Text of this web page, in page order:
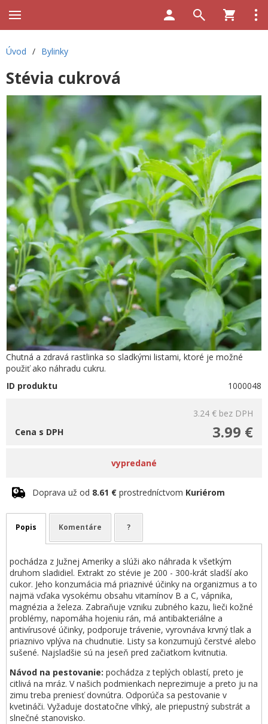
Úvod / Bylinky
Stévia cukrová
Chutná a zdravá rastlinka so sladkými listami, ktoré je možné
použiť ako náhradu cukru.
ID produktu
1000048
3.24 € bez DPH
3.99 €
Cena s DPH
vypredané
Doprava už od 8.61 € prostredníctvom Kuriérom
Popis Komentáre ?
pochádza z Južnej Ameriky a slúži ako náhrada k všetkým
druhom sladidiel. Extrakt zo stévie je 200 - 300-krát sladší ako
cukor. Jeho konzumácia má priaznivé účinky na organizmus a to
najmä vďaka vysokému obsahu vitamínov B a C, vápnika,
magnézia a železa. Zabraňuje vzniku zubného kazu, lieči kožné
problémy, napomáha hojeniu rán, má antibakteriálne a
antivírusové účinky, podporuje trávenie, vyrovnáva krvný tlak a
priaznivo vplýva na chudnutie. Listy sa konzumujú čerstvé alebo
sušené. Najsladšie sú na jeseň pred začiatkom kvitnutia.
Návod na pestovanie: pochádza z teplých oblastí, preto je
citlivá na mráz. V našich podmienkach neprezimuje a preto ju na
zimu treba preniesť dovnútra. Odporúča sa pestovanie v
kvetináči. Vyžaduje dostatočne vlhký, ale priepustný substrát a
slnečné stanovisko.